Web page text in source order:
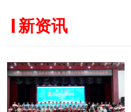
新资讯